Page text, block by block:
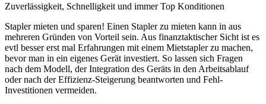
Zuverlässigkeit, Schnelligkeit und immer Top Konditionen
Stapler mieten und sparen! Einen Stapler zu mieten kann in aus
mehreren Gründen von Vorteil sein. Aus finanztaktischer Sicht ist es
evtl besser erst mal Erfahrungen mit einem Mietstapler zu machen,
bevor man in ein eigenes Gerät investiert. So lassen sich Fragen
nach dem Modell, der Integration des Geräts in den Arbeitsablauf
oder nach der Effizienz-Steigerung beantworten und Fehl-
Investitionen vermeiden.